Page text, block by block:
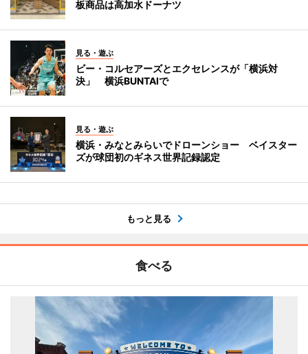
板商品は高加水ドーナツ
見る・遊ぶ
ビー・コルセアーズとエクセレンスが「横浜対
決」 横浜BUNTAIで
見る・遊ぶ
横浜・みなとみらいでドローンショー ベイスター
ズが球団初のギネス世界記録認定
もっと見る
食べる